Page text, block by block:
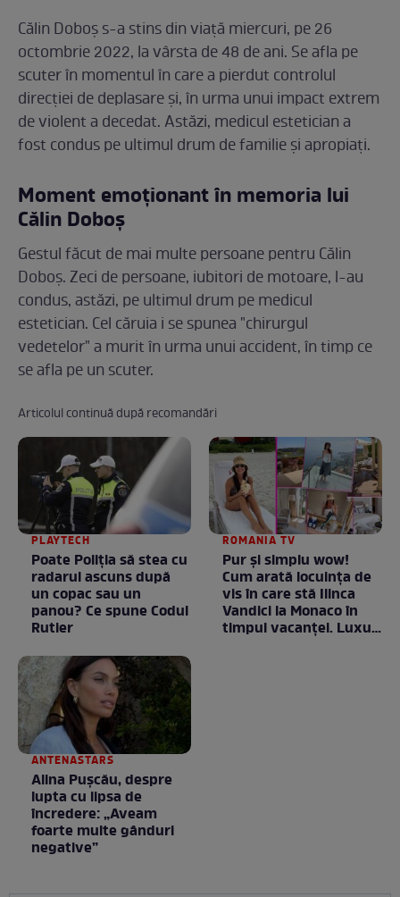
Călin Doboș s-a stins din viață miercuri, pe 26
octombrie 2022, la vârsta de 48 de ani. Se afla pe
scuter în momentul în care a pierdut controlul
direcției de deplasare și, în urma unui impact extrem
de violent a decedat. Astăzi, medicul estetician a
fost condus pe ultimul drum de familie și apropiați.
Moment emoționant în memoria lui
Călin Doboș
Gestul făcut de mai multe persoane pentru Călin
Doboș. Zeci de persoane, iubitori de motoare, l-au
condus, astăzi, pe ultimul drum pe medicul
estetician. Cel căruia i se spunea "chirurgul
vedetelor" a murit în urma unui accident, în timp ce
se afla pe un scuter.
Articolul continuă după recomandări
PLAYTECH
Poate Poliția să stea cu
radarul ascuns după
un copac sau un
panou? Ce spune Codul
Rutier
ROMANIA TV
Pur și simplu wow!
Cum arată locuința de
vis în care stă Ilinca
Vandici la Monaco în
timpul vacanței. Luxul
ANTENASTARS
Alina Pușcău, despre
lupta cu lipsa de
încredere: „Aveam
foarte multe gânduri
negative”